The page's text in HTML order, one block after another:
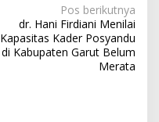
Pos berikutnya
dr. Hani Firdiani Menilai
Kapasitas Kader Posyandu
di Kabupaten Garut Belum
Merata